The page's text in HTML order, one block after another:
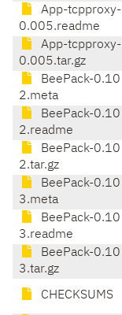
App-tcpproxy-
0.005.readme
App-tcpproxy-
0.005.tar.gz
BeePack-0.10
2.meta
BeePack-0.10
2.readme
BeePack-0.10
2.tar.gz
BeePack-0.10
3.meta
BeePack-0.10
3.readme
BeePack-0.10
3.tar.gz
CHECKSUMS